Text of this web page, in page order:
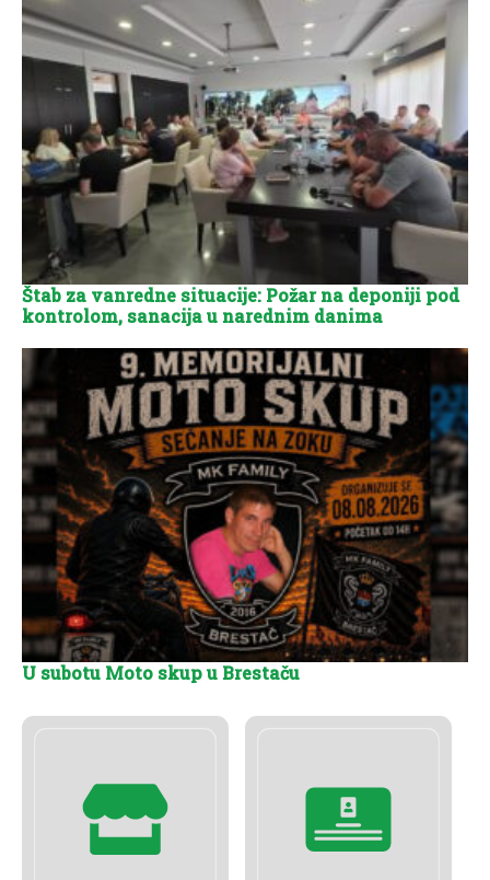
Štab za vanredne situacije: Požar na deponiji pod
kontrolom, sanacija u narednim danima
U subotu Moto skup u Brestaču